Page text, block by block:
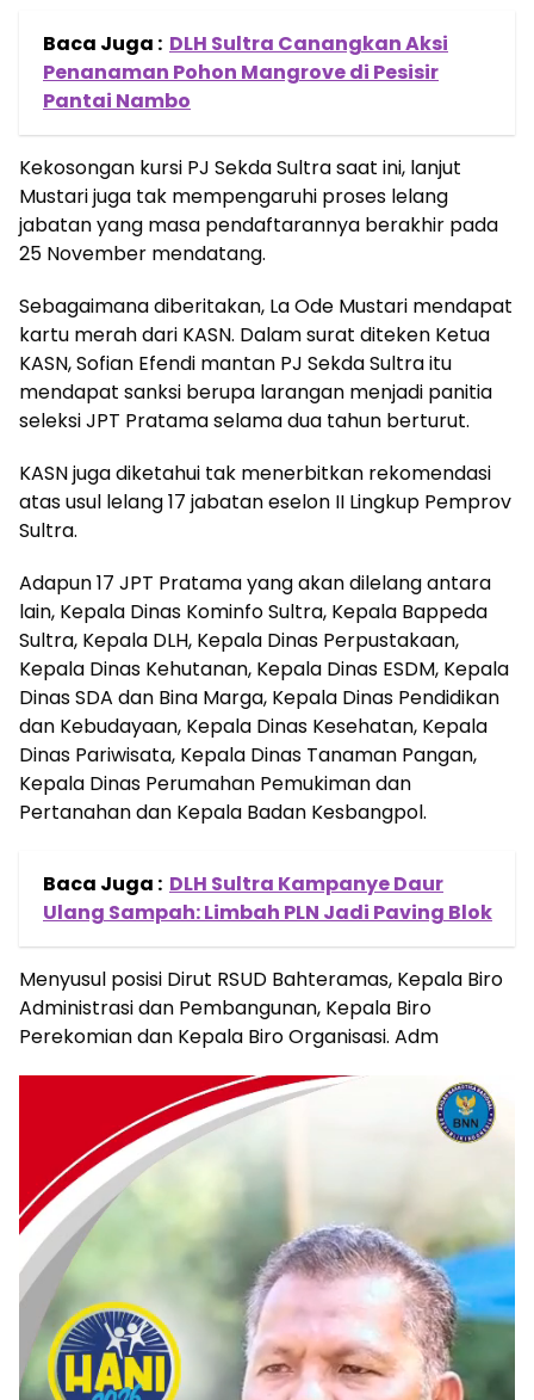
Baca Juga : DLH Sultra Canangkan Aksi
Penanaman Pohon Mangrove di Pesisir
Pantai Nambo
Kekosongan kursi PJ Sekda Sultra saat ini, lanjut
Mustari juga tak mempengaruhi proses lelang
jabatan yang masa pendaftarannya berakhir pada
25 November mendatang.
Sebagaimana diberitakan, La Ode Mustari mendapat
kartu merah dari KASN. Dalam surat diteken Ketua
KASN, Sofian Efendi mantan PJ Sekda Sultra itu
mendapat sanksi berupa larangan menjadi panitia
seleksi JPT Pratama selama dua tahun berturut.
KASN juga diketahui tak menerbitkan rekomendasi
atas usul lelang 17 jabatan eselon II Lingkup Pemprov
Sultra.
Adapun 17 JPT Pratama yang akan dilelang antara
lain, Kepala Dinas Kominfo Sultra, Kepala Bappeda
Sultra, Kepala DLH, Kepala Dinas Perpustakaan,
Kepala Dinas Kehutanan, Kepala Dinas ESDM, Kepala
Dinas SDA dan Bina Marga, Kepala Dinas Pendidikan
dan Kebudayaan, Kepala Dinas Kesehatan, Kepala
Dinas Pariwisata, Kepala Dinas Tanaman Pangan,
Kepala Dinas Perumahan Pemukiman dan
Pertanahan dan Kepala Badan Kesbangpol.
Baca Juga : DLH Sultra Kampanye Daur
Ulang Sampah: Limbah PLN Jadi Paving Blok
Menyusul posisi Dirut RSUD Bahteramas, Kepala Biro
Administrasi dan Pembangunan, Kepala Biro
Perekomian dan Kepala Biro Organisasi. Adm